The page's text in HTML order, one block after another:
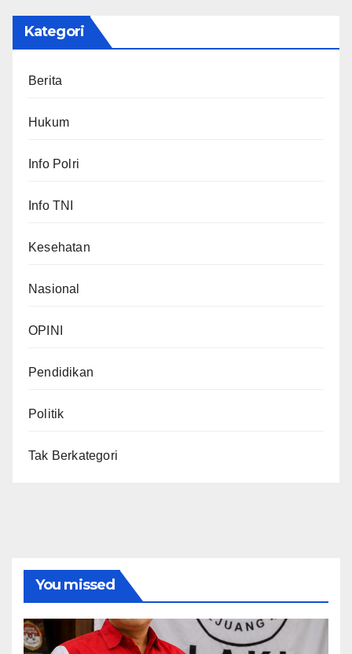
Kategori
Berita
Hukum
Info Polri
Info TNI
Kesehatan
Nasional
OPINI
Pendidikan
Politik
Tak Berkategori
You missed